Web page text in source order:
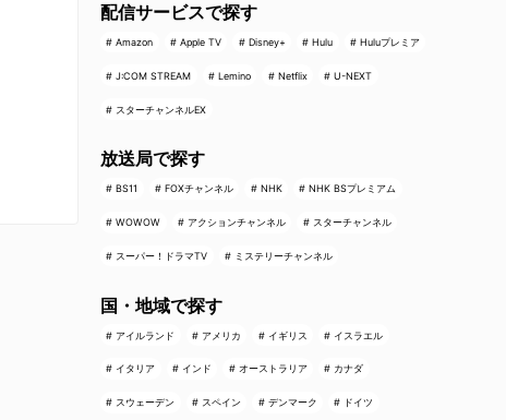
配信サービスで探す
Amazon Apple TV Disney+ Hulu Huluプレミア
J:COM STREAM Lemino Netflix U-NEXT
スターチャンネルEX
放送局で探す
BS11 FOXチャンネル NHK NHK BSプレミアム
WOWOW アクションチャンネル スターチャンネル
スーパー！ドラマTV ミステリーチャンネル
国・地域で探す
アイルランド アメリカ イギリス イスラエル
イタリア インド オーストラリア カナダ
スウェーデン スペイン デンマーク ドイツ